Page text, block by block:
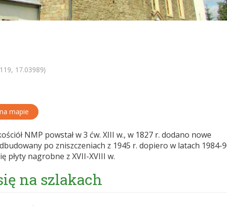
17.03989)
mapie
NMP powstał w 3 ćw. XIII w., w 1827 r. dodano nowe
po zniszczeniach z 1945 r. dopiero w latach 1984-
płyty nagrobne z XVII-XVIII w.
na szlakach